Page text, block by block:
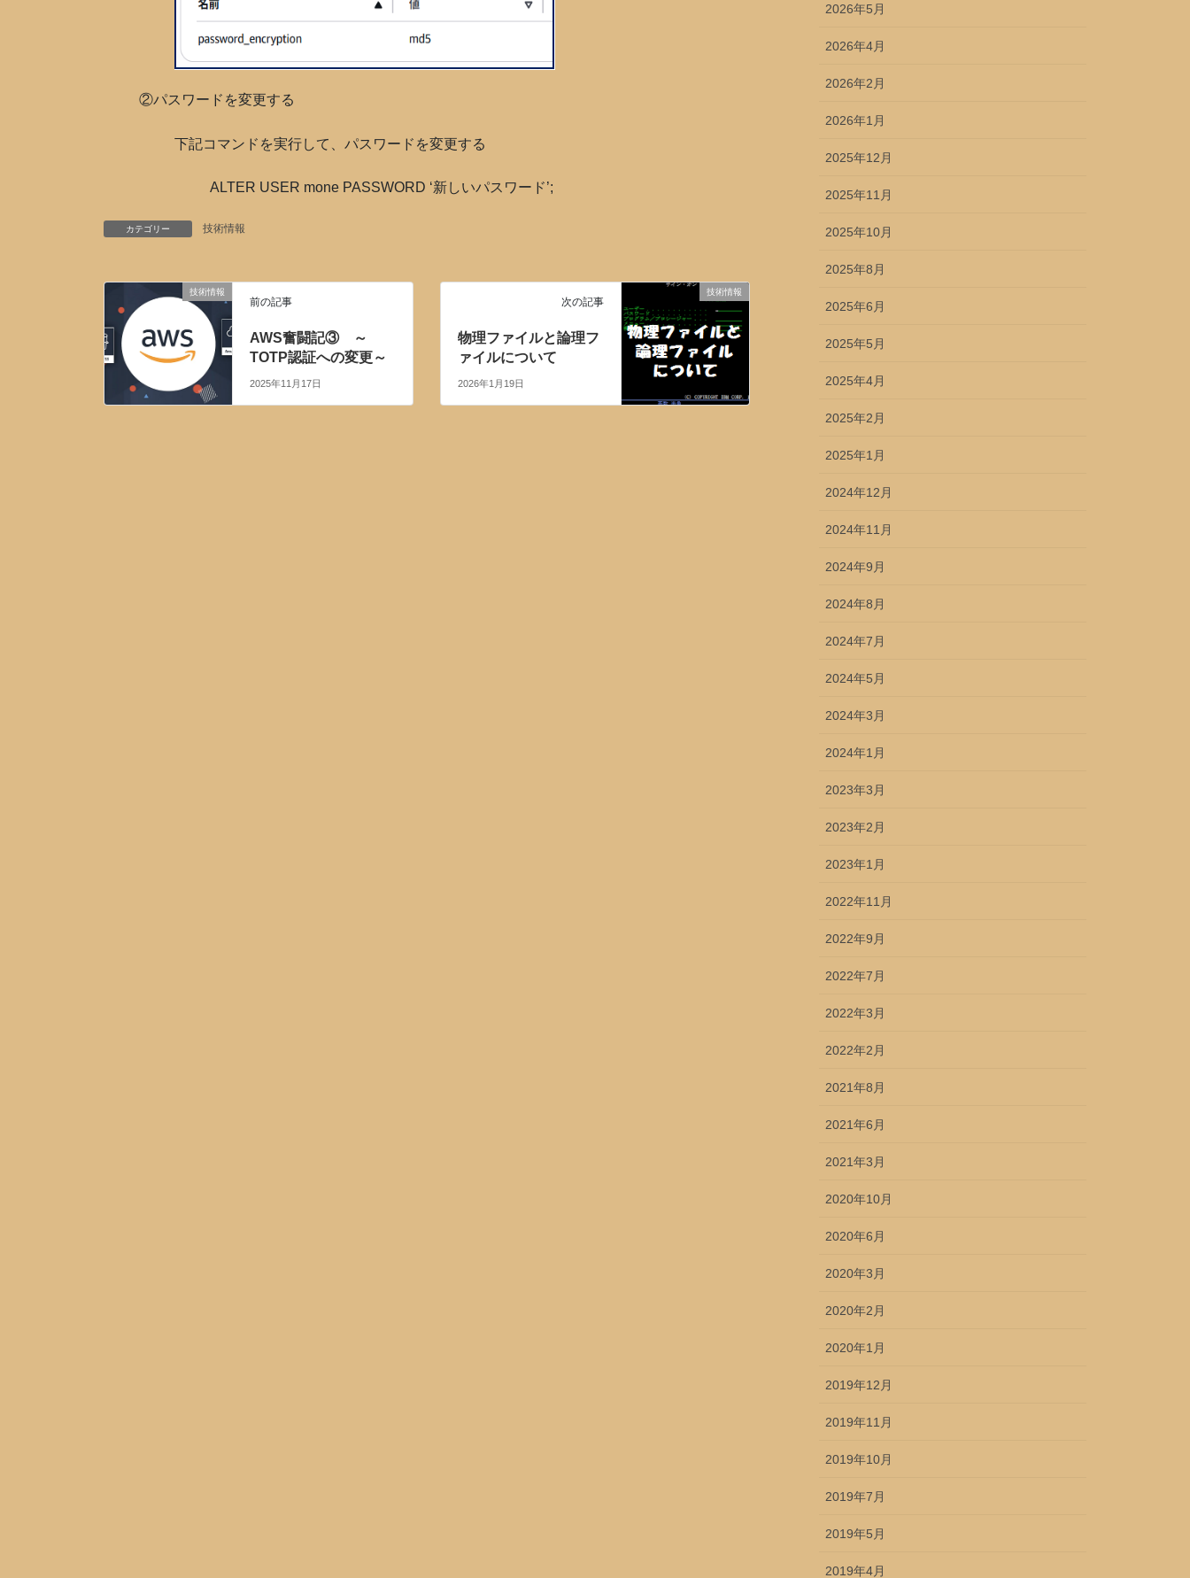
②パスワードを変更する
下記コマンドを実行して、パスワードを変更する
ALTER USER mone PASSWORD ‘新しいパスワード’;
カテゴリー 技術情報
技術情報
前の記事
AWS奮闘記③ ～
TOTP認証への変更～
2025年11月17日
技術情報
次の記事
物理ファイルと論理フ
ァイルについて
2026年1月19日
2026年5月
2026年4月
2026年2月
2026年1月
2025年12月
2025年11月
2025年10月
2025年8月
2025年6月
2025年5月
2025年4月
2025年2月
2025年1月
2024年12月
2024年11月
2024年9月
2024年8月
2024年7月
2024年5月
2024年3月
2024年1月
2023年3月
2023年2月
2023年1月
2022年11月
2022年9月
2022年7月
2022年3月
2022年2月
2021年8月
2021年6月
2021年3月
2020年10月
2020年6月
2020年3月
2020年2月
2020年1月
2019年12月
2019年11月
2019年10月
2019年7月
2019年5月
2019年4月